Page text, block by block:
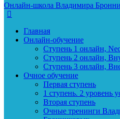
Онлайн-школа Владимира
Главная
Онлайн-обучение
Ступень 1 онлайн,
Ступень 2 онлайн,
Ступень 3 онлайн,
Очное обучение
Первая ступень
1 ступень. 2 уровень
Вторая ступень
Очные тренинги